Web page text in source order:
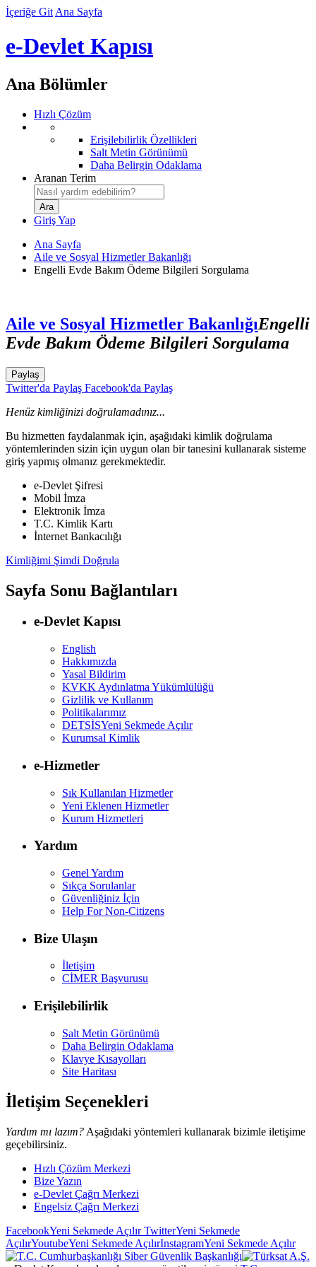
İçeriğe Git Ana Sayfa
e-Devlet Kapısı
Ana Bölümler
Hızlı Çözüm
Erişilebilirlik Özellikleri
Salt Metin Görünümü
Daha Belirgin Odaklama
Aranan Terim
Giriş Yap
Ana Sayfa
Aile ve Sosyal Hizmetler Bakanlığı
Engelli Evde Bakım Ödeme Bilgileri Sorgulama
Aile ve Sosyal Hizmetler BakanlığıEngelli
Evde Bakım Ödeme Bilgileri Sorgulama
Paylaş
Twitter'da Paylaş Facebook'da Paylaş
Henüz kimliğinizi doğrulamadınız...
Bu hizmetten faydalanmak için, aşağıdaki kimlik doğrulama
yöntemlerinden sizin için uygun olan bir tanesini kullanarak sisteme
giriş yapmış olmanız gerekmektedir.
e-Devlet Şifresi
Mobil İmza
Elektronik İmza
T.C. Kimlik Kartı
İnternet Bankacılığı
Kimliğimi Şimdi Doğrula
Sayfa Sonu Bağlantıları
e-Devlet Kapısı
English
Hakkımızda
Yasal Bildirim
KVKK Aydınlatma Yükümlülüğü
Gizlilik ve Kullanım
Politikalarımız
DETSİSYeni Sekmede Açılır
Kurumsal Kimlik
e-Hizmetler
Sık Kullanılan Hizmetler
Yeni Eklenen Hizmetler
Kurum Hizmetleri
Yardım
Genel Yardım
Sıkça Sorulanlar
Güvenliğiniz İçin
Help For Non-Citizens
Bize Ulaşın
İletişim
CİMER Başvurusu
Erişilebilirlik
Salt Metin Görünümü
Daha Belirgin Odaklama
Klavye Kısayolları
Site Haritası
İletişim Seçenekleri
Yardım mı lazım? Aşağıdaki yöntemleri kullanarak bizimle iletişime
geçebilirsiniz.
Hızlı Çözüm Merkezi
Bize Yazın
e-Devlet Çağrı Merkezi
Engelsiz Çağrı Merkezi
FacebookYeni Sekmede AçılırTwitterYeni Sekmede
AçılırYoutubeYeni Sekmede AçılırInstagramYeni Sekmede Açılır